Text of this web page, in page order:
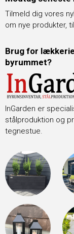
Tilmeld dig vores
om nye produkter,
Brug for
byrummet?
InGarden er
stålproduktion og
tegnestue.